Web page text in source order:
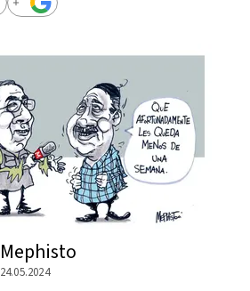
Mephisto
24.05.2024